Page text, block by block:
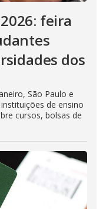
feira
dos
São Paulo e
de ensino
cursos, bolsas de